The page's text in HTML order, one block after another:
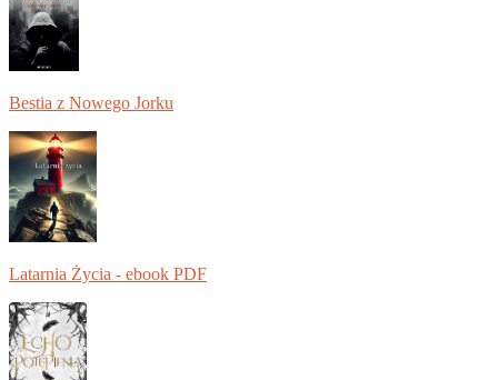
Bestia z Nowego Jorku
Latarnia Życia - ebook PDF